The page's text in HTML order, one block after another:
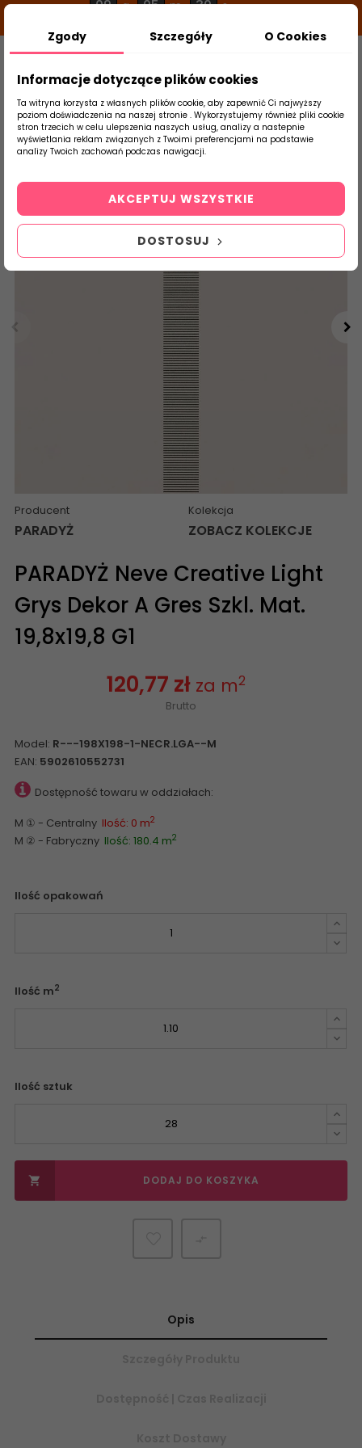
09 g 05 m 30 s
Szukaj
produktu
Strona Główna Płytki Łazienkowe
Producent
PARADYŻ
Kolekcja
ZOBACZ KOLEKCJE
PARADYŻ Neve Creative Light
Grys Dekor A Gres Szkl. Mat.
19,8x19,8 G1
120,77 zł za m2
Brutto
Model: R---198X198-1-NECR.LGA--M
EAN: 5902610552731
Dostępność towaru w oddziałach:
M ① - Centralny Ilość: 0 m2
M ② - Fabryczny Ilość: 180.4 m2
Ilość opakowań
Ilość m2
Ilość sztuk
 DODAJ DO KOSZYKA
Opis
Zgody Szczegóły O Cookies
Informacje dotyczące plików cookies
Ta witryna korzysta z własnych plików cookie, aby zapewnić Ci najwyższy
poziom doświadczenia na naszej stronie . Wykorzystujemy również pliki cookie
stron trzecich w celu ulepszenia naszych usług, analizy a nastepnie
wyświetlania reklam związanych z Twoimi preferencjami na podstawie
analizy Twoich zachowań podczas nawigacji.
DOSTOSUJ
AKCEPTUJ WSZYSTKIE